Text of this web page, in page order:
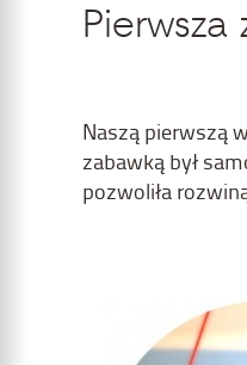
Pierwsza
Naszą pierwszą
zabawką był
pozwoliła